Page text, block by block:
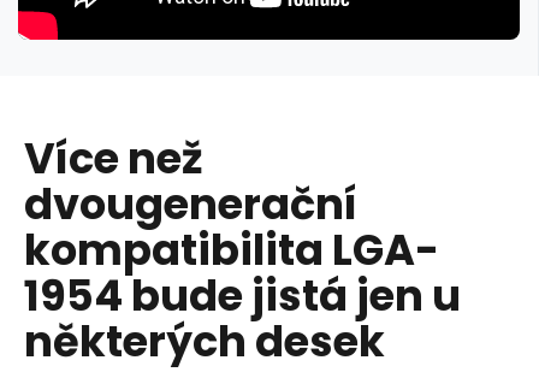
Více než
dvougenerační
kompatibilita LGA-
1954 bude jistá jen u
některých desek